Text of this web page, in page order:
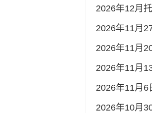
2026年12月
2026年11月
2026年11月
2026年11月
2026年11月6
2026年10月